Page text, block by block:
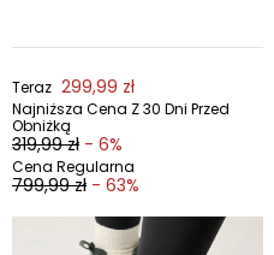
Teraz 299,99 zł
Najniższa Cena Z 30 Dni Przed
Obniżką
319,99 zł - 6%
Cena Regularna
799,99 zł - 63%